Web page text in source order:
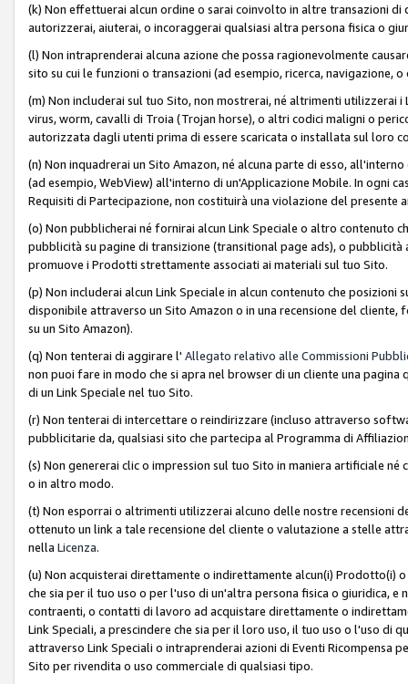
(k) Non effettuerai alcun ordine o sarai coinvolto in altre transazioni
autorizzerai, aiuterai, o incoraggerai qualsiasi altra persona fisica o
(l) Non intraprenderai alcuna azione che possa ragionevolmente
sito su cui le funzioni o transazioni (ad esempio, ricerca, navigazione,
(m) Non includerai sul tuo Sito, non mostrerai, né altrimenti utilizzerai
virus, worm, cavalli di Troia (Trojan horse), o altri codici maligni o
autorizzata dagli utenti prima di essere scaricata o installata sul loro
(n) Non inquadrerai un Sito Amazon, né alcuna parte di esso,
(ad esempio, WebView) all'interno di un'Applicazione Mobile. In ogni
Requisiti di Partecipazione, non costituirà una violazione del presente
(o) Non pubblicherai né fornirai alcun Link Speciale o altro contenuto
pubblicità su pagine di transizione (transitional page ads), o
promuove i Prodotti strettamente associati ai materiali sul tuo Sito.
(p) Non includerai alcun Link Speciale in alcun contenuto che
disponibile attraverso un Sito Amazon o in una recensione del
su un Sito Amazon).
(q) Non tenterai di aggirare l' Allegato relativo alle Commissioni
non puoi fare in modo che si apra nel browser di un cliente una
di un Link Speciale nel tuo Sito.
(r) Non tenterai di intercettare o reindirizzare (incluso attraverso
pubblicitarie da, qualsiasi sito che partecipa al Programma di
(s) Non genererai clic o impression sul tuo Sito in maniera artificiale
o in altro modo.
(t) Non esporrai o altrimenti utilizzerai alcuno delle nostre recensioni
ottenuto un link a tale recensione del cliente o valutazione a stelle
nella Licenza.
(u) Non acquisterai direttamente o indirettamente alcun(i) Prodotto(i)
che sia per il tuo uso o per l'uso di un'altra persona fisica o giuridica,
contraenti, o contatti di lavoro ad acquistare direttamente o
Link Speciali, a prescindere che sia per il loro uso, il tuo uso o l'uso di
attraverso Link Speciali o intraprenderai azioni di Eventi
Sito per rivendita o uso commerciale di qualsiasi tipo.